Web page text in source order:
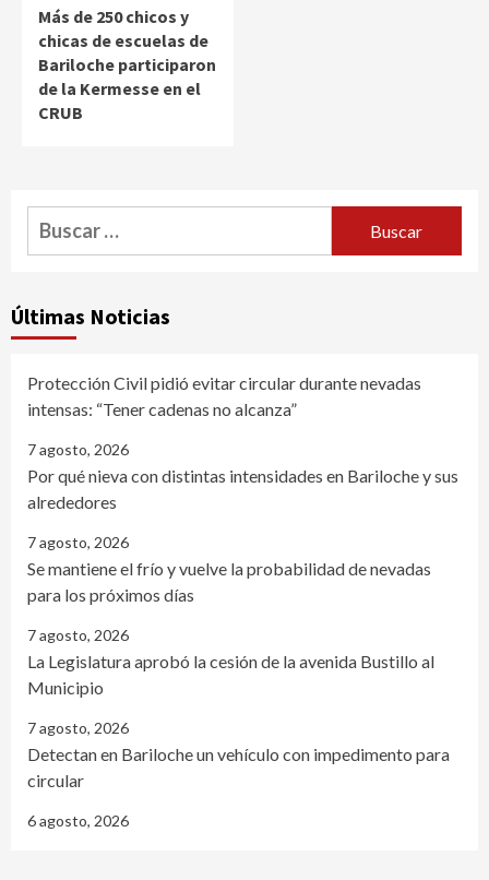
Más de 250 chicos y
chicas de escuelas de
Bariloche participaron
de la Kermesse en el
CRUB
Buscar:
Últimas Noticias
Protección Civil pidió evitar circular durante nevadas
intensas: “Tener cadenas no alcanza”
7 agosto, 2026
Por qué nieva con distintas intensidades en Bariloche y sus
alrededores
7 agosto, 2026
Se mantiene el frío y vuelve la probabilidad de nevadas
para los próximos días
7 agosto, 2026
La Legislatura aprobó la cesión de la avenida Bustillo al
Municipio
7 agosto, 2026
Detectan en Bariloche un vehículo con impedimento para
circular
6 agosto, 2026